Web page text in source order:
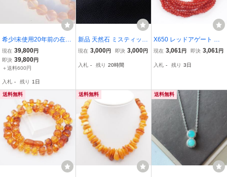
希少!未使用20年前の在
庫！1本しかございませ
ん！一級研磨士が施した
匠の逸品！天然紅水晶
クレス352ct
現在 39,800円
即決 39,800円
＋送料600円
入札 - 残り 1日
新品 天然石 ミスティック
トパーズ シルバーネック
虹 トパーズ プレゼント
現在 3,000円 即決 3,000円
入札 - 残り 20時間
X650 レッドアゲート 赤
瑪瑙 メノウ 925刻印 ネッ
バー
現在 3,061円 即決 3,061円
入札 - 残り 3日
送料無料 送料無料 送料無料